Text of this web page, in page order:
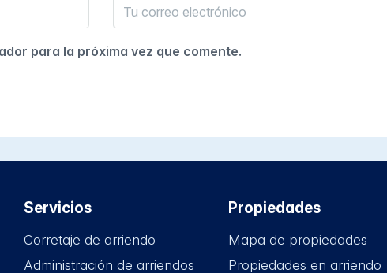
para la próxima vez que comente.
Servicios
Corretaje de arriendo
Administración de arriendos
Propiedades
Mapa de propiedades
Propiedades en arriendo